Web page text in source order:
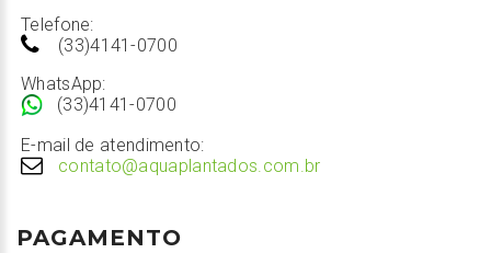
Telefone:
(33)4141-0700
WhatsApp:
(33)4141-0700
E-mail de atendimento:
contato@aquaplantados.com.br
PAGAMENTO